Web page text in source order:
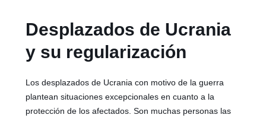
Desplazados de Ucrania
y su regularización
Los desplazados de Ucrania con motivo de la guerra
plantean situaciones excepcionales en cuanto a la
protección de los afectados. Son muchas personas las